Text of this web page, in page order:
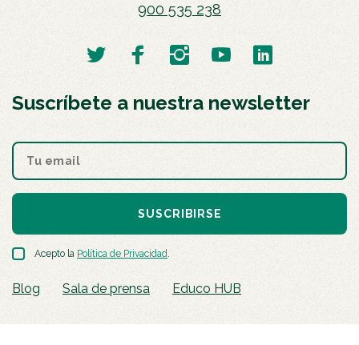
900 535 238
Suscríbete a nuestra newsletter
SUSCRIBIRSE
Acepto la Política de Privacidad.
Blog Sala de prensa Educo HUB